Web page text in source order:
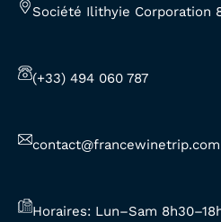
Société Ilithyie Corporation
(+33) 494 060 787
contact@francewinetrip.com
Horaires: Lun–Sam